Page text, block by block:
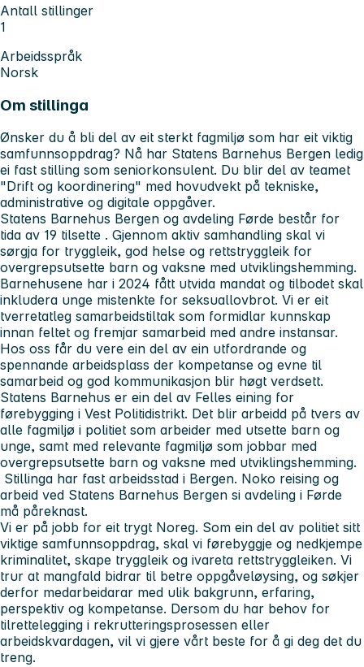
Antall stillinger
1
Arbeidsspråk
Norsk
Om stillinga
Ønsker du å bli del av eit sterkt fagmiljø som har eit viktig
samfunnsoppdrag? Nå har Statens Barnehus Bergen ledig
ei fast stilling som seniorkonsulent. Du blir del av teamet
"Drift og koordinering" med hovudvekt på tekniske,
administrative og digitale oppgåver.
Statens Barnehus Bergen og avdeling Førde består for
tida av 19 tilsette . Gjennom aktiv samhandling skal vi
sørgja for tryggleik, god helse og rettstryggleik for
overgrepsutsette barn og vaksne med utviklingshemming.
Barnehusene har i 2024 fått utvida mandat og tilbodet skal
inkludera unge mistenkte for seksuallovbrot. Vi er eit
tverretatleg samarbeidstiltak som formidlar kunnskap
innan feltet og fremjar samarbeid med andre instansar.
Hos oss får du vere ein del av ein utfordrande og
spennande arbeidsplass der kompetanse og evne til
samarbeid og god kommunikasjon blir høgt verdsett.
Statens Barnehus er ein del av Felles eining for
førebygging i Vest Politidistrikt. Det blir arbeidd på tvers av
alle fagmiljø i politiet som arbeider med utsette barn og
unge, samt med relevante fagmiljø som jobbar med
overgrepsutsette barn og vaksne med utviklingshemming.
Stillinga har fast arbeidsstad i Bergen. Noko reising og
arbeid ved Statens Barnehus Bergen si avdeling i Førde
må påreknast.
Vi er på jobb for eit trygt Noreg. Som ein del av politiet sitt
viktige samfunnsoppdrag, skal vi førebyggje og nedkjempe
kriminalitet, skape tryggleik og ivareta rettstryggleiken. Vi
trur at mangfald bidrar til betre oppgåveløysing, og søkjer
derfor medarbeidarar med ulik bakgrunn, erfaring,
perspektiv og kompetanse. Dersom du har behov for
tilrettelegging i rekrutteringsprosessen eller
arbeidskvardagen, vil vi gjere vårt beste for å gi deg det du
treng.